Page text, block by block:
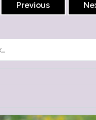
Previous